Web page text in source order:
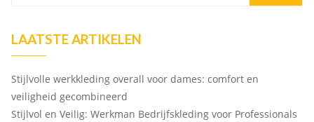
LAATSTE ARTIKELEN
Stijlvolle werkkleding overall voor dames: comfort en
veiligheid gecombineerd
Stijlvol en Veilig: Werkman Bedrijfskleding voor Professionals